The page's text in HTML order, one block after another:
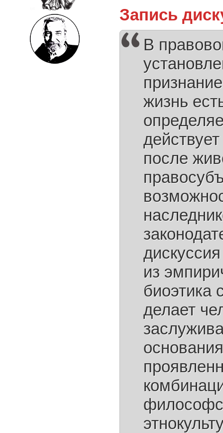
Запись
В
жизнь
после
из
биоэтика
делает